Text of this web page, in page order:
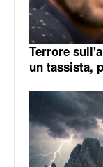
Terrore
un tassista,